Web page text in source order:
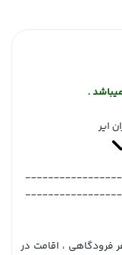
فرودگاهی ، اقامت در